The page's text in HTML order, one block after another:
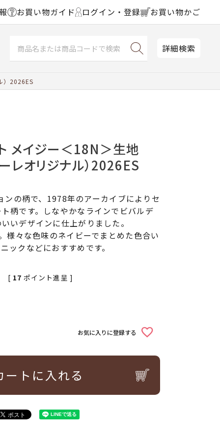
お買い物ガイド ログイン・登録 お買い物かご
詳細検索
）2026ES
メイジー＜18N＞生地
レオリジナル）2026ES
ンの柄で、1978年のアーカイブによりセ
柄です。しなやかなラインでビバルデ
いデザインに仕上がりました。
様々な色味のネイビーでまとめた色合い
ックなどにおすすめです。
[ 17 ポイント進呈 ]
お気に入りに登録する
ートに入れる